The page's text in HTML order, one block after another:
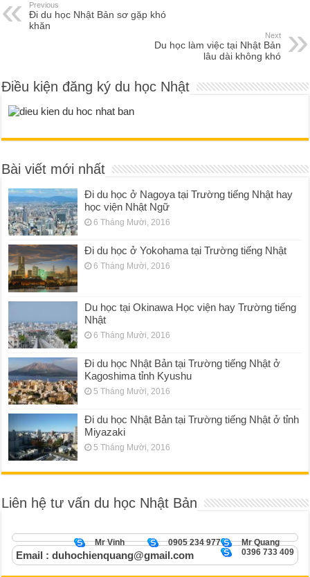
Previous
Đi du học Nhật Bản sơ gặp khó
khăn
Next
Du học làm việc tại Nhật Bản
lâu dài không khó
Điều kiện đăng ký du học Nhật
Bài viết mới nhất
Đi du học ở Nagoya tại Trường tiếng Nhật hay
học viện Nhật Ngữ
6 Tháng Mười, 2016
Đi du học ở Yokohama tại Trường tiếng Nhật
6 Tháng Mười, 2016
Du học tại Okinawa Học viện hay Trường tiếng
Nhật
6 Tháng Mười, 2016
Đi du học Nhật Bản tại Trường tiếng Nhật ở
Kagoshima tỉnh Kyushu
5 Tháng Mười, 2016
Đi du học Nhật Bản tại Trường tiếng Nhật ở tỉnh
Miyazaki
5 Tháng Mười, 2016
Liên hệ tư vấn du học Nhật Bản
Mr Quang
0905 234 977
Mr Vinh
0396 733 409
Email : duhochienquang@gmail.com